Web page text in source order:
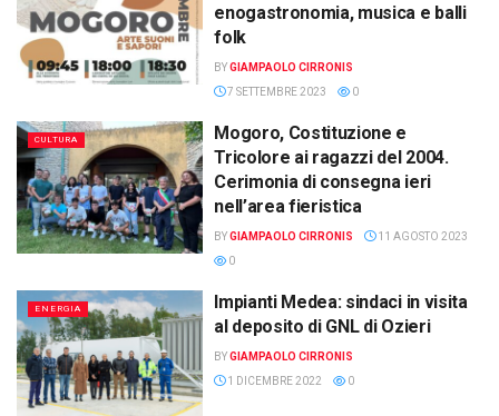
enogastronomia, musica e balli
folk
BYGIAMPAOLO CIRRONIS
7 SETTEMBRE 2023
0
CULTURA
Mogoro, Costituzione e
Tricolore ai ragazzi del 2004.
Cerimonia di consegna ieri
nell’area fieristica
BYGIAMPAOLO CIRRONIS
11 AGOSTO 2023
0
ENERGIA
Impianti Medea: sindaci in visita
al deposito di GNL di Ozieri
BYGIAMPAOLO CIRRONIS
1 DICEMBRE 2022
0